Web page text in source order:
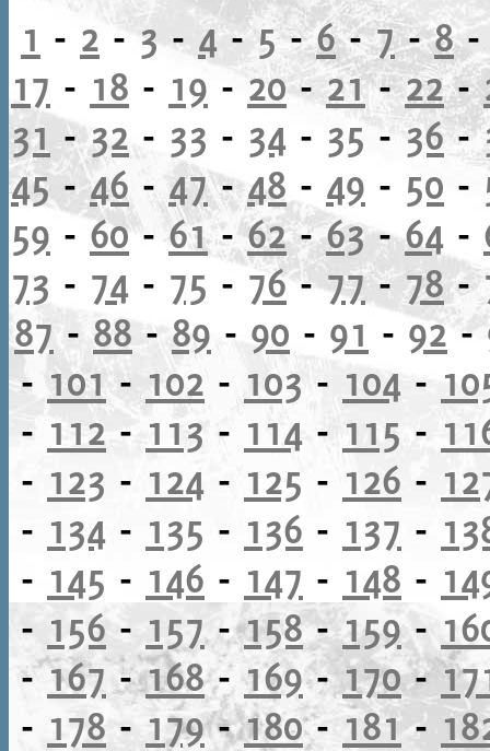
1 - 2 -3- 4-5-6-7-8
17 - 18 - 19 -20-21-22-
31 -32 - 33 - 34 - 35-36-
45-46 -47-48 - 49 - 50 -
59 -60-61-62-63-64 -
73 - 74 - 75 - 76-77-78-
87 - 88- 89 - 90 - 91 - 92-
-101- 102 - 103- 104 -
- 112 - 113 - 114 - 115 -
- 123 - 124 - 125 - 126 -
- 134 - 135 - 136 - 137 -
- 145 - 146 - 147 - 148 -
- 156 - 157-158-159-
-167-168- 169-170-
- 178 - 179-180- 181-